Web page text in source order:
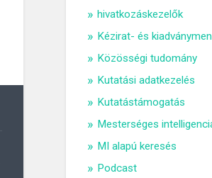
hivatkozáskezelők
Kézirat- és
Közösségi tudomány
Kutatási adatkezelés
Kutatástámogatás
Mesterséges
MI alapú keresés
Podcast